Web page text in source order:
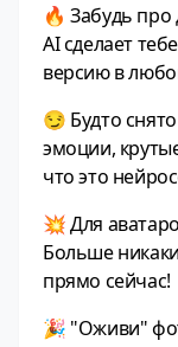
🔥 Забудь
AI сделает
версию в
😏 Будто
эмоции,
что это
💥 Для
Больше
прямо сейчас!
🎉 "Оживи"